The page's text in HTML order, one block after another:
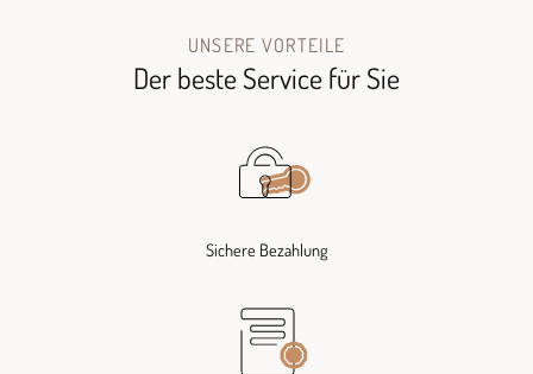
UNSERE VORTEILE
Der beste Service für Sie
Sichere Bezahlung